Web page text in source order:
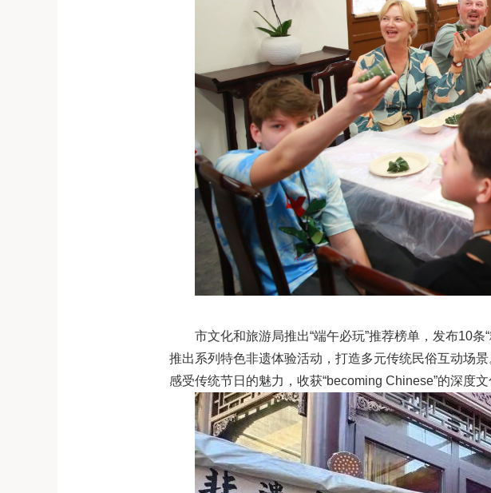
市文化和旅游局推出“端午必玩”推荐榜单，发布10
推出系列特色非遗体验活动，打造多元传统民俗互动场
感受传统节日的魅力，收获“becoming Chinese”的深度文